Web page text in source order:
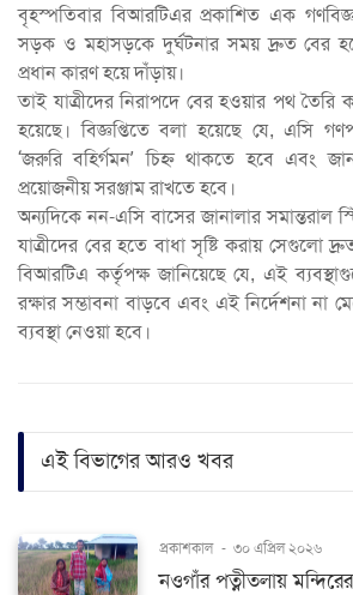
বৃহস্পতিবার বিআরটিএর প্রকাশিত এক
সড়ক ও মহাসড়কে দুর্ঘটনার সময় দ্রুত বের
প্রধান কারণ হয়ে দাঁড়ায়।
তাই যাত্রীদের নিরাপদে বের হওয়ার পথ তৈরি
হয়েছে। বিজ্ঞপ্তিতে বলা হয়েছে যে, এসি
‘জরুরি বহির্গমন’ চিহ্ন থাকতে হবে এবং
প্রয়োজনীয় সরঞ্জাম রাখতে হবে।
অন্যদিকে নন-এসি বাসের জানালার সমান্তরাল
যাত্রীদের বের হতে বাধা সৃষ্টি করায় সেগুলো
বিআরটিএ কর্তৃপক্ষ জানিয়েছে যে, এই
রক্ষার সম্ভাবনা বাড়বে এবং এই নির্দেশনা
ব্যবস্থা নেওয়া হবে।
এই বিভাগের আরও খবর
প্রকাশকাল - ৩০ এপ্রিল ২০২৬
নওগাঁর পত্নীতলায়